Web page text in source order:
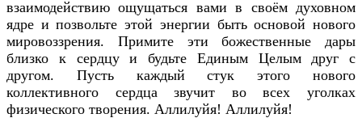
взаимодействию ощущаться вами в своём духовном
ядре и позвольте этой энергии быть основой нового
мировоззрения. Примите эти божественные дары
близко к сердцу и будьте Единым Целым друг с
другом. Пусть каждый стук этого нового
коллективного сердца звучит во всех уголках
физического творения. Аллилуйя! Аллилуйя!